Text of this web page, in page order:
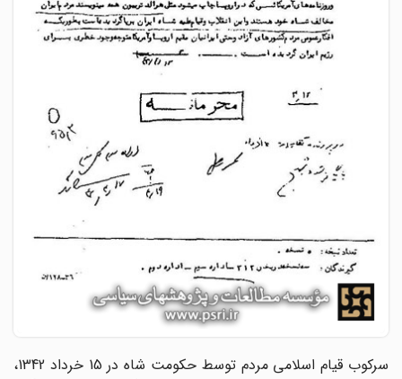
سرکوب قیام اسلامی مردم توسط حکومت شاه در 15 خرداد 1342،